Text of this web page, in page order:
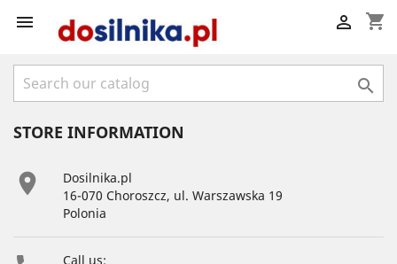
 shopping_cart


STORE INFORMATION

Dosilnika.pl
16-070 Choroszcz, ul. Warszawska 19
Polonia
Call us: